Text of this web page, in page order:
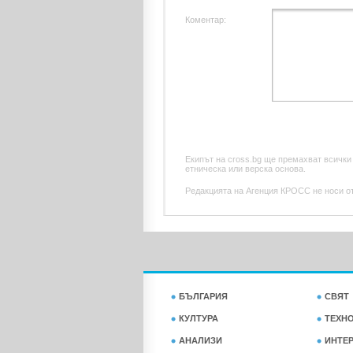
Коментар:
Екипът на cross.bg ще премахват
етническа или верска основа.
Редакцията на Агенция КРОСС не носи
БЪЛГАРИЯ СВЯТ
КУЛТУРА
АНАЛИЗИ